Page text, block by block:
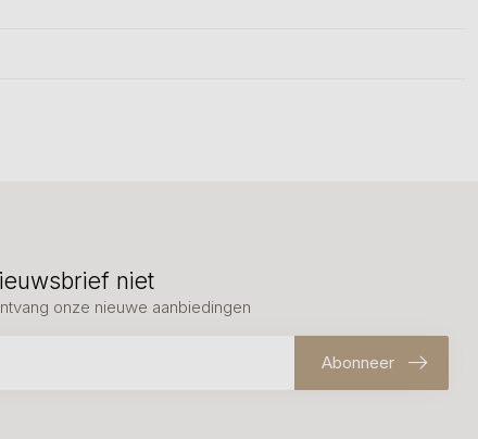
niet
onze nieuwe aanbiedingen
Abonneer